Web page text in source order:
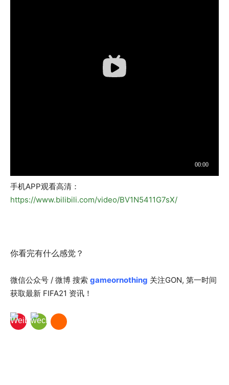
手机APP观看高清：
https://www.bilibili.com/video/BV1N5411G7sX/
你看完有什么感觉？
微信公众号 / 微博 搜索 gameornothing 关注GON, 第一时间
获取最新 FIFA21 资讯！